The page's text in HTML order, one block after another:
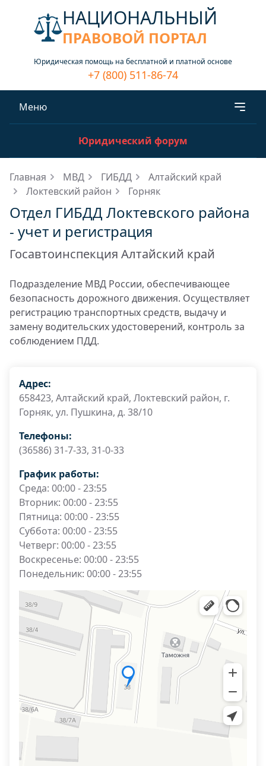
НАЦИОНАЛЬНЫЙ
ПРАВОВОЙ ПОРТАЛ
Юридическая помощь на бесплатной и платной основе
+7 (800) 511-86-74
Меню
Юридический форум
Главная МВД ГИБДД
Алтайский край
Локтевский район
Горняк
Отдел ГИБДД Локтевского района
- учет и регистрация
Госавтоинспекция Алтайский край
Подразделение МВД России, обеспечивающее
безопасность дорожного движения. Осуществляет
регистрацию транспортных средств, выдачу и
замену водительских удостоверений, контроль за
соблюдением ПДД.
Адрес:
658423, Алтайский край, Локтевский район, г.
Горняк, ул. Пушкина, д. 38/10
Телефоны:
(36586) 31-7-33, 31-0-33
График работы:
Среда: 00:00 - 23:55
Вторник: 00:00 - 23:55
Пятница: 00:00 - 23:55
Суббота: 00:00 - 23:55
Четверг: 00:00 - 23:55
Воскресенье: 00:00 - 23:55
Понедельник: 00:00 - 23:55